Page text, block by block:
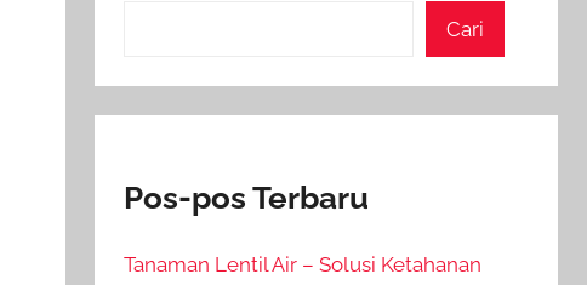
Cari
Pos-pos Terbaru
Tanaman Lentil Air – Solusi Ketahanan